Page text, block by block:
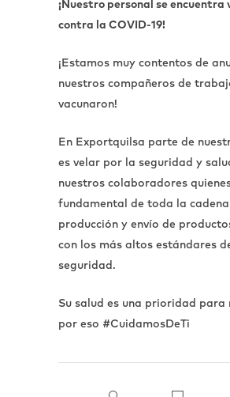
¡Nuestro personal se encuentra
contra la COVID-19!
¡Estamos muy contentos de
nuestros compañeros de
vacunaron!
En Exportquilsa parte de
es velar por la seguridad y
nuestros colaboradores
fundamental de toda la
producción y envío de
con los más altos estándares
seguridad.
Su salud es una prioridad para
por eso #CuidamosDeTi